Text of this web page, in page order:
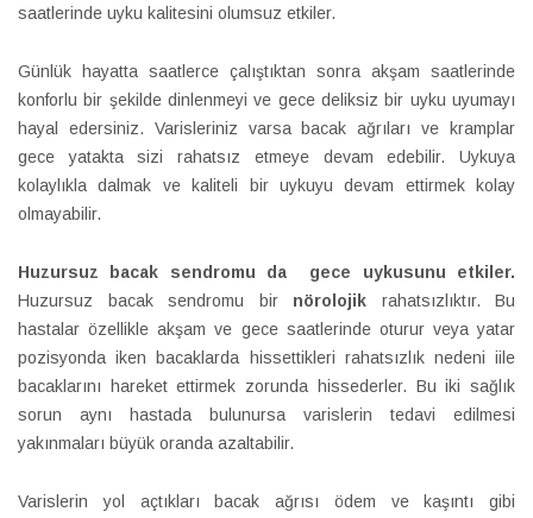
saatlerinde uyku kalitesini olumsuz etkiler.
Günlük hayatta saatlerce çalıştıktan sonra akşam saatlerinde
konforlu bir şekilde dinlenmeyi ve gece deliksiz bir uyku uyumayı
hayal edersiniz. Varisleriniz varsa bacak ağrıları ve kramplar
gece yatakta sizi rahatsız etmeye devam edebilir. Uykuya
kolaylıkla dalmak ve kaliteli bir uykuyu devam ettirmek kolay
olmayabilir.
Huzursuz bacak sendromu da gece uykusunu etkiler.
Huzursuz bacak sendromu bir nörolojik rahatsızlıktır. Bu
hastalar özellikle akşam ve gece saatlerinde oturur veya yatar
pozisyonda iken bacaklarda hissettikleri rahatsızlık nedeni iile
bacaklarını hareket ettirmek zorunda hissederler. Bu iki sağlık
sorun aynı hastada bulunursa varislerin tedavi edilmesi
yakınmaları büyük oranda azaltabilir.
Varislerin yol açtıkları bacak ağrısı ödem ve kaşıntı gibi